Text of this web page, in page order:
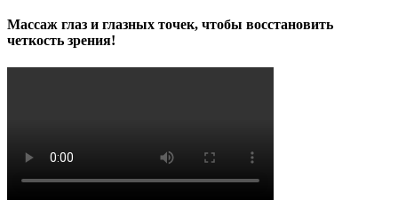
Массаж глаз и глазных точек, чтобы восстановить
четкость зрения!